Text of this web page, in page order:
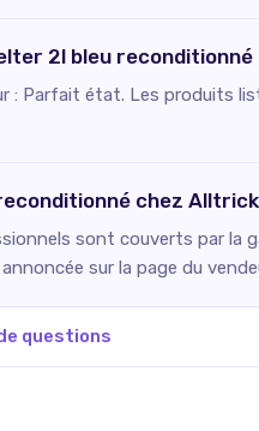
2l bleu reconditionné
Parfait état. Les produits
chez
sont couverts par la
sur la page du
questions